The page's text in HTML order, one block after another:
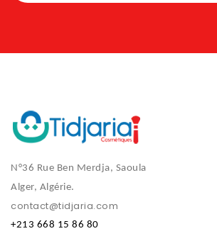
N°36 Rue Ben Merdja, Saoula
Alger, Algérie.
contact@tidjaria.com
+213 668 15 86 80